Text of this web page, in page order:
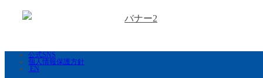
公式SNS
個人情報保護方針
EN